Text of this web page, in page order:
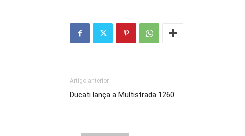
Artigo anterior
Ducati lança a Multistrada 1260